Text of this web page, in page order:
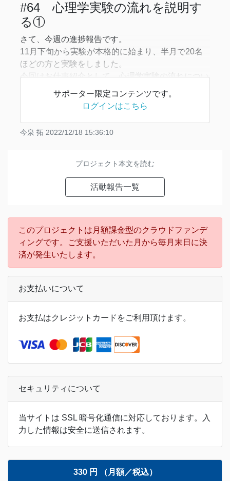
#64 心理学実験の流れを説明す
る①
さて、今週の進捗報告です。
11月下旬から実験が本格的に始まり、半月で20名
ほどの方と実験をしました。
今回はお仕事紹介として、心理学実験の流れについ
て書きました。前後編に分かれており、今回は前編
【心理学実験参加の流れ】
①応募してもらう
サポーター限定コンテンツです。
ログインはこちら
今泉 拓 2022/12/18 15:36:10
プロジェクト本文を読む
活動報告一覧
このプロジェクトは月額課金型のクラウドファンデ
ィングです。ご支援いただいた月から毎月末日に決
済が発生いたします。
お支払いについて
お支払はクレジットカードをご利用頂けます。
セキュリティについて
当サイトは SSL 暗号化通信に対応しております。入
力した情報は安全に送信されます。
330 円 （月額／税込）